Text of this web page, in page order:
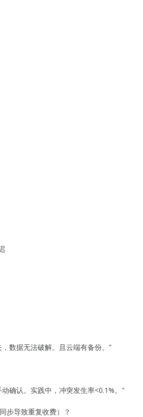
数据无法破解。且云端有备份。”
确认。实践中，冲突发生率<0.1%。"
步导致重复收费）？